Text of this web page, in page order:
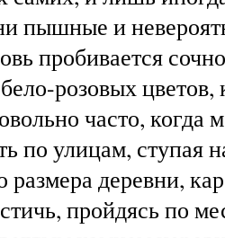
пышные и
пробивается
розовых
часто,
по улицам, ступая
деревни,
пройдясь по